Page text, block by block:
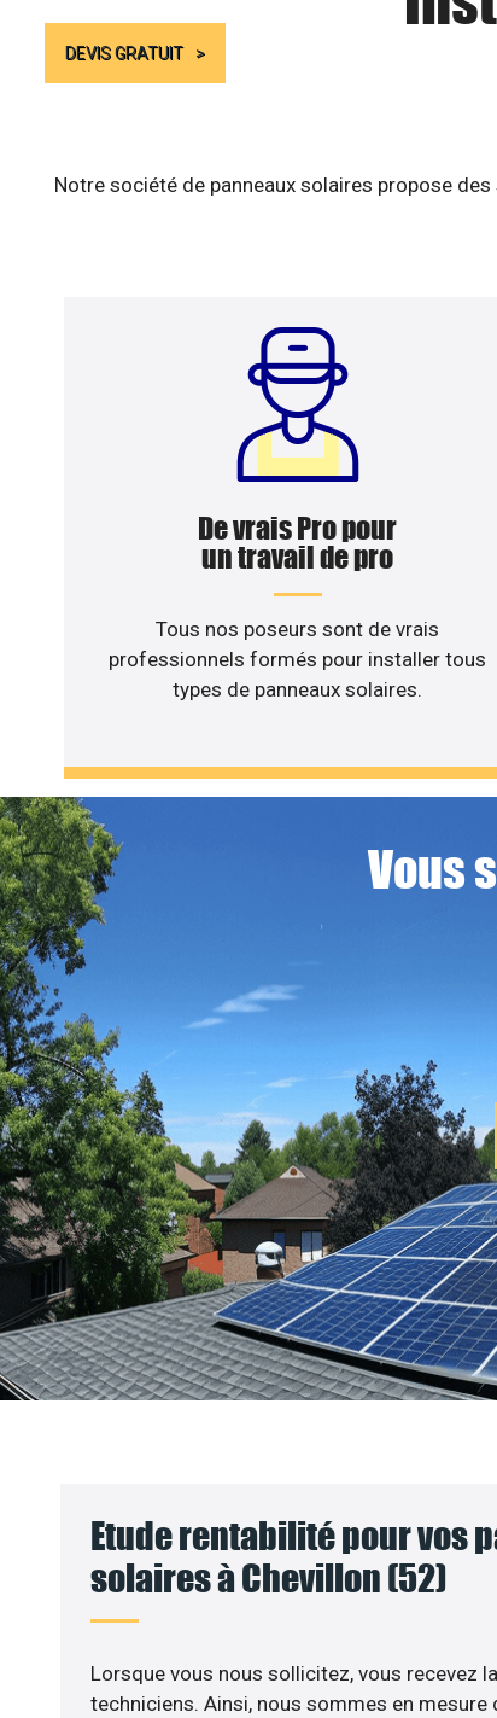
DEVIS GRATUIT
Notre société de panneaux solaires propose
De vrais Pro pour
un travail de pro
Tous nos poseurs sont de vrais
professionnels formés pour installer tous
types de panneaux solaires.
Vous
Etude rentabilité pour vos
solaires à Chevillon (52)
Lorsque vous nous sollicitez, vous recevez
techniciens. Ainsi, nous sommes en